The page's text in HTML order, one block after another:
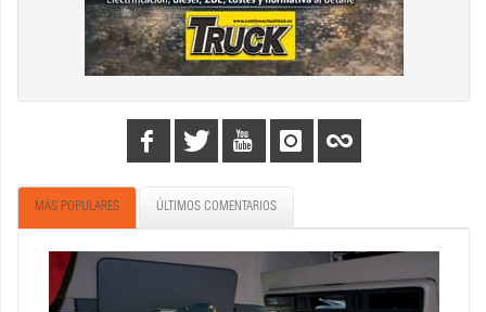
MÁS POPULARES ÚLTIMOS COMENTARIOS